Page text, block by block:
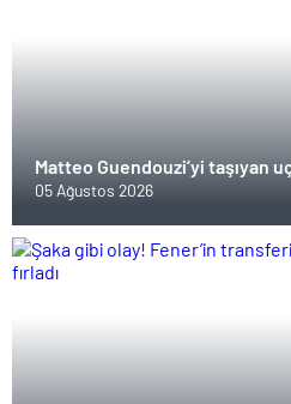
Matteo Guendouzi’yi taşıyan
05 Ağustos 2026